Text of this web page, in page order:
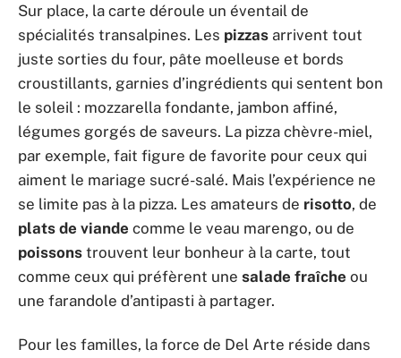
Sur place, la carte déroule un éventail de
spécialités transalpines. Les pizzas arrivent tout
juste sorties du four, pâte moelleuse et bords
croustillants, garnies d’ingrédients qui sentent bon
le soleil : mozzarella fondante, jambon affiné,
légumes gorgés de saveurs. La pizza chèvre-miel,
par exemple, fait figure de favorite pour ceux qui
aiment le mariage sucré-salé. Mais l’expérience ne
se limite pas à la pizza. Les amateurs de risotto, de
plats de viande comme le veau marengo, ou de
poissons trouvent leur bonheur à la carte, tout
comme ceux qui préfèrent une salade fraîche ou
une farandole d’antipasti à partager.
Pour les familles, la force de Del Arte réside dans